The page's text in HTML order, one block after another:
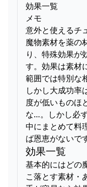
効果一覧
メモ
意外と使えるチ
魔物素材を薬の
り、特殊効果が
す。効果は素材
範囲では特別な
しかし大成功率
度が低いものほ
な…。しかし必
中にまとめて料
ば恩恵がないで
効果一覧
基本的にはどの
こ落とす素材・